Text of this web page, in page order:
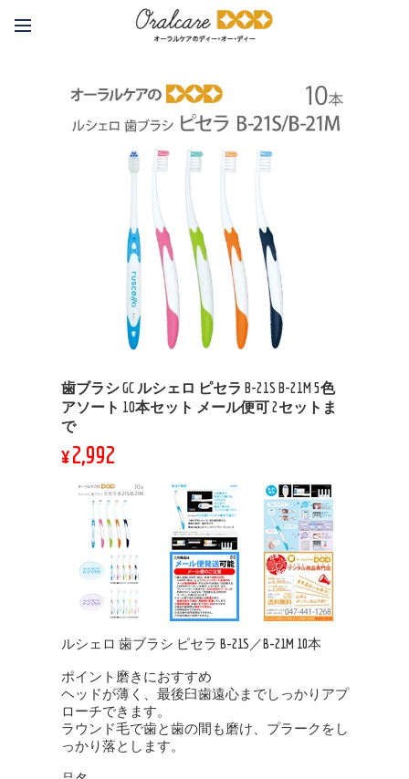
歯ブラシ GC ルシェロ ピセラ B-21S B-21M 5色
アソート 10本セット メール便可 2セットま
で
¥2,992
ルシェロ 歯ブラシ ピセラ B-21S／B-21M 10本
ポイント磨きにおすすめ
ヘッドが薄く、最後臼歯遠心までしっかりアプ
ローチできます。
ラウンド毛で歯と歯の間も磨け、プラークをし
っかり落とします。